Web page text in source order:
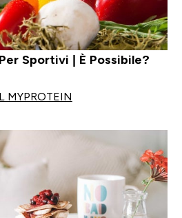
Sportivi | È Possibile?
MYPROTEIN